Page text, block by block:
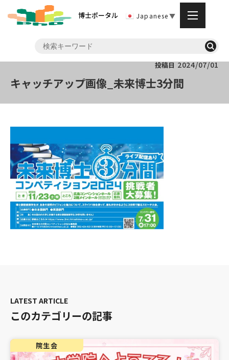
博士ポータル Japanese▼
投稿日 2024/07/01
キャッチアップ画像_未来博士3分間
このカテゴリーの記事
院生会